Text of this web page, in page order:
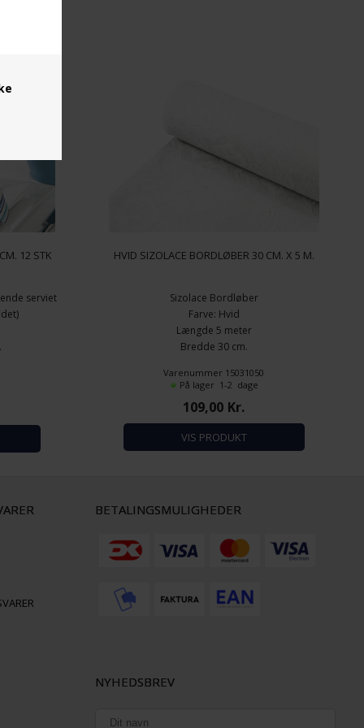
12 STK
serviet
HVID SIZOLACE BORDLØBER 30 CM. X 5 M.
Sizolace Bordløber
Farve: Hvid
Længde 5 meter
Bredde 30 cm.
Varenummer 15031050
På lager 1-2 dage
109,00 Kr.
VIS PRODUKT
BETALINGSMULIGHEDER
NYHEDSBREV